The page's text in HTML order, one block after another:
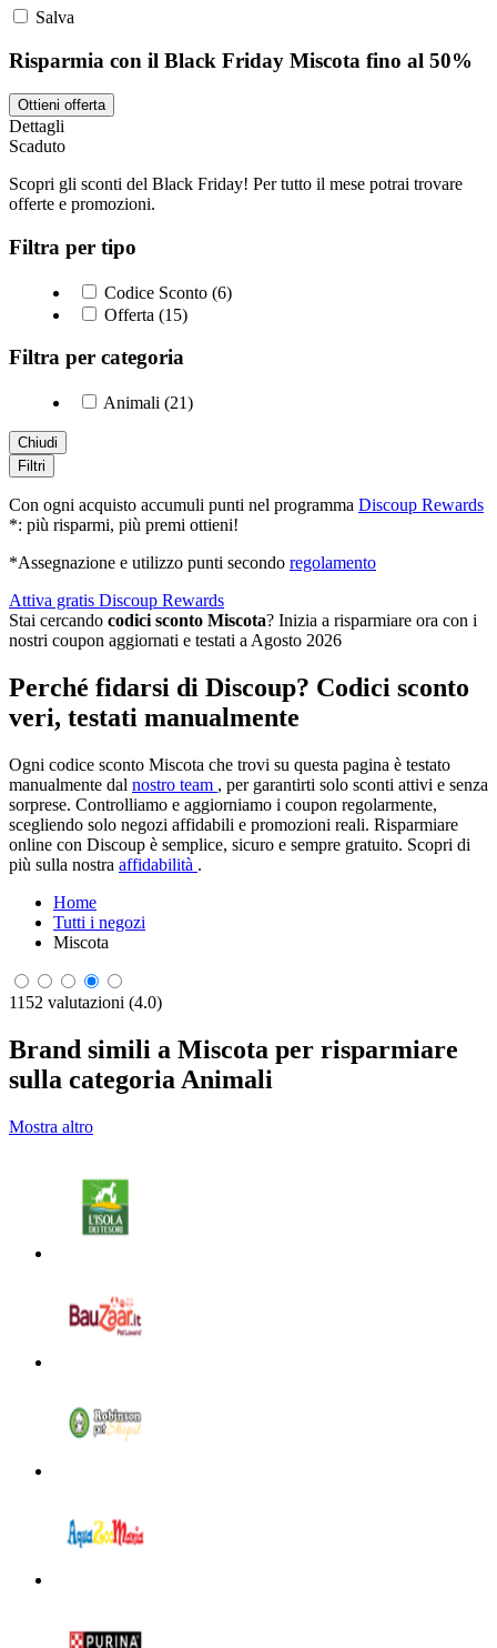
Salva
Risparmia con il Black Friday Miscota fino al 50%
Ottieni offerta
Dettagli
Scaduto
Scopri gli sconti del Black Friday! Per tutto il mese potrai trovare
offerte e promozioni.
Filtra per tipo
Codice Sconto (6)
Offerta (15)
Filtra per categoria
Animali (21)
Chiudi
Filtri
Con ogni acquisto accumuli punti nel programma Discoup Rewards
*: più risparmi, più premi ottieni!
*Assegnazione e utilizzo punti secondo regolamento
Attiva gratis Discoup Rewards
Stai cercando codici sconto Miscota? Inizia a risparmiare ora con i
nostri coupon aggiornati e testati a Agosto 2026
Perché fidarsi di Discoup? Codici sconto
veri, testati manualmente
Ogni codice sconto Miscota che trovi su questa pagina è testato
manualmente dal nostro team , per garantirti solo sconti attivi e senza
sorprese. Controlliamo e aggiorniamo i coupon regolarmente,
scegliendo solo negozi affidabili e promozioni reali. Risparmiare
online con Discoup è semplice, sicuro e sempre gratuito. Scopri di
più sulla nostra affidabilità .
Home
Tutti i negozi
Miscota
1152 valutazioni (4.0)
Brand simili a Miscota per risparmiare
sulla categoria Animali
Mostra altro